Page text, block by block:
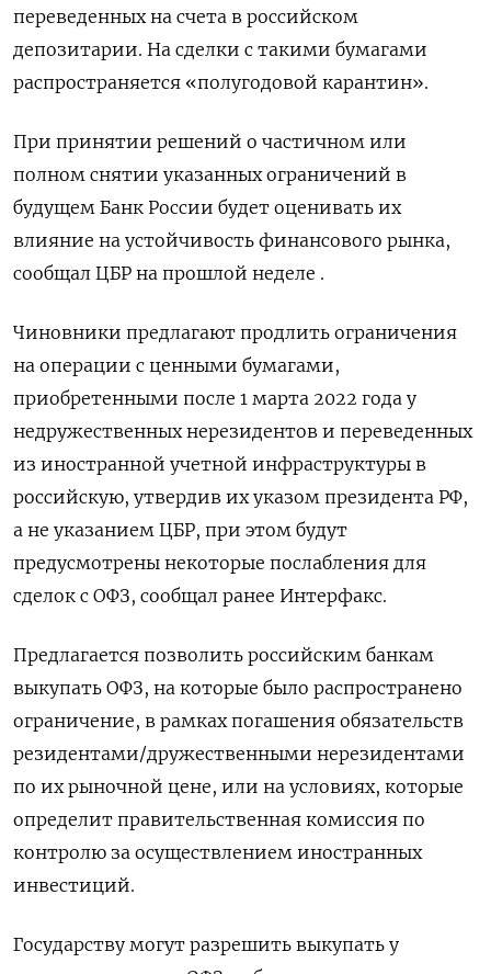
переведенных на счета в российском
депозитарии. На сделки с такими бумагами
распространяется «полугодовой карантин».
При принятии решений о частичном или
полном снятии указанных ограничений в
будущем Банк России будет оценивать их
влияние на устойчивость финансового рынка,
сообщал ЦБР на прошлой неделе .
Чиновники предлагают продлить ограничения
на операции с ценными бумагами,
приобретенными после 1 марта 2022 года у
недружественных нерезидентов и переведенных
из иностранной учетной инфраструктуры в
российскую, утвердив их указом президента РФ,
а не указанием ЦБР, при этом будут
предусмотрены некоторые послабления для
сделок с ОФЗ, сообщал ранее Интерфакс.
Предлагается позволить российским банкам
выкупать ОФЗ, на которые было распространено
ограничение, в рамках погашения обязательств
резидентами/дружественными нерезидентами
по их рыночной цене, или на условиях, которые
определит правительственная комиссия по
контролю за осуществлением иностранных
инвестиций.
Государству могут разрешить выкупать у